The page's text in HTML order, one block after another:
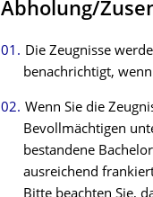
Abholung/
Die Zeugnisse
benachrichtigt,
Wenn Sie die
Bevollmächtigen
bestandene
ausreichend